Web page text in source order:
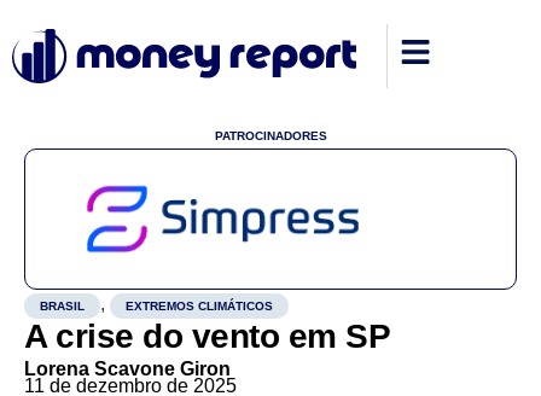
PATROCINADORES
BRASIL , EXTREMOS CLIMÁTICOS
A crise do vento em SP
Lorena Scavone Giron
11 de dezembro de 2025